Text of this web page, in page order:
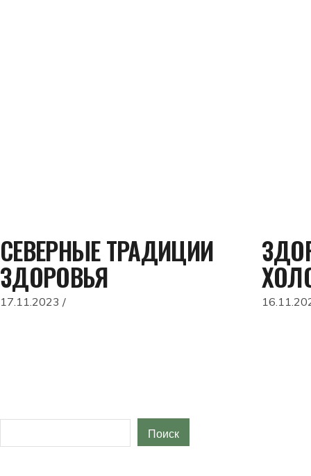
СЕВЕРНЫЕ ТРАДИЦИИ
ЗДОРОВЬЯ
17.11.2023
Поиск